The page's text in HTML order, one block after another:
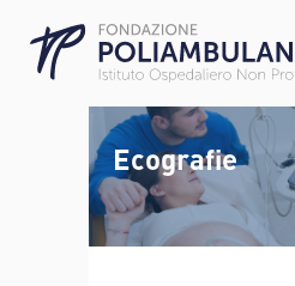
Ecografie